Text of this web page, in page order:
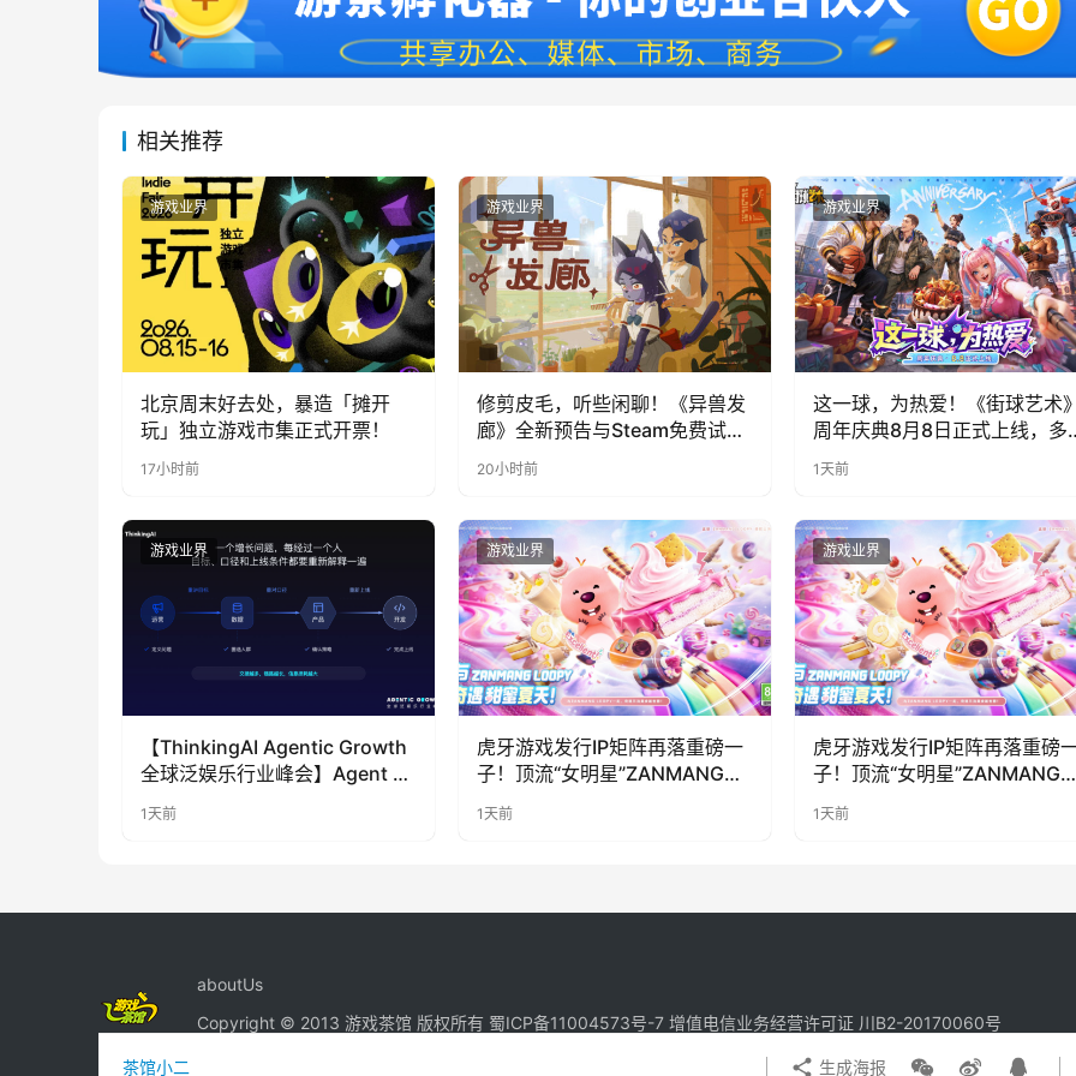
茶馆小二 生成海报
相关推荐
游戏业界
北京周末好去处，暴造「摊开
玩」独立游戏市集正式开票！
17小时前
游戏业界
修剪皮毛，听些闲聊！《异兽发
廊》全新预告与Steam免费试玩
公开
20小时前
游戏业界
这一球，为热爱！《街球艺术
周年庆典8月8日正式上线，多
福利与全新内容同步开启
1天前
游戏业界
【ThinkingAI Agentic Growth
全球泛娱乐行业峰会】Agent 时
1天前
游戏业界
虎牙游戏发行IP矩阵再落重磅一
子！顶流“女明星”ZANMANG
奇遇》惊喜曝光
1天前
游戏业界
虎牙游戏发行IP矩阵再落重磅
子！顶流“女明星”ZANMANG
奇遇》惊喜曝光
1天前
aboutUs
Copyright © 2013 游戏茶馆 版权所有 蜀ICP备11004573号-7 增值电信业务经营许可证 川B2-20170060号